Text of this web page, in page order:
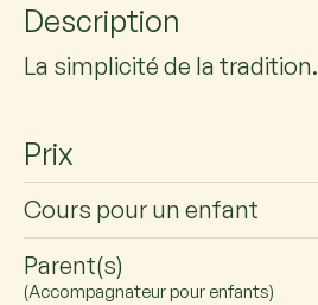
Description
La simplicité de la tradition.
Prix
Cours pour un enfant
Parent(s)
(Accompagnateur pour enfants)